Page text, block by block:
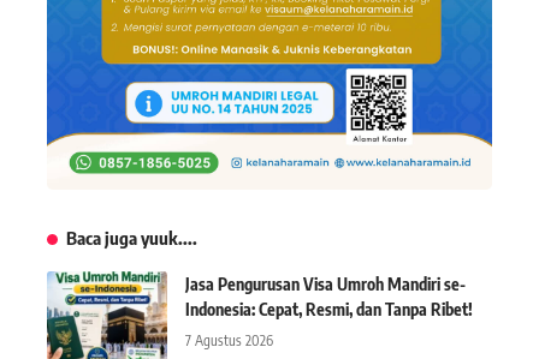
Baca juga yuuk....
Jasa Pengurusan Visa Umroh Mandiri se-
Indonesia: Cepat, Resmi, dan Tanpa Ribet!
7 Agustus 2026